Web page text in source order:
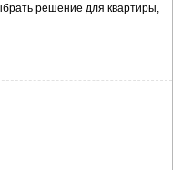
решение для квартиры,